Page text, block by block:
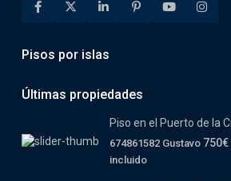
Pisos por islas
Últimas propiedades
Piso en el Puerto de la
674861582 Gustavo 750€
incluido